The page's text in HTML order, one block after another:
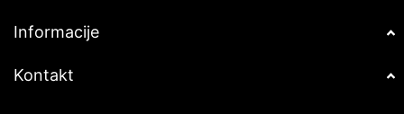
Informacije
Kontakt